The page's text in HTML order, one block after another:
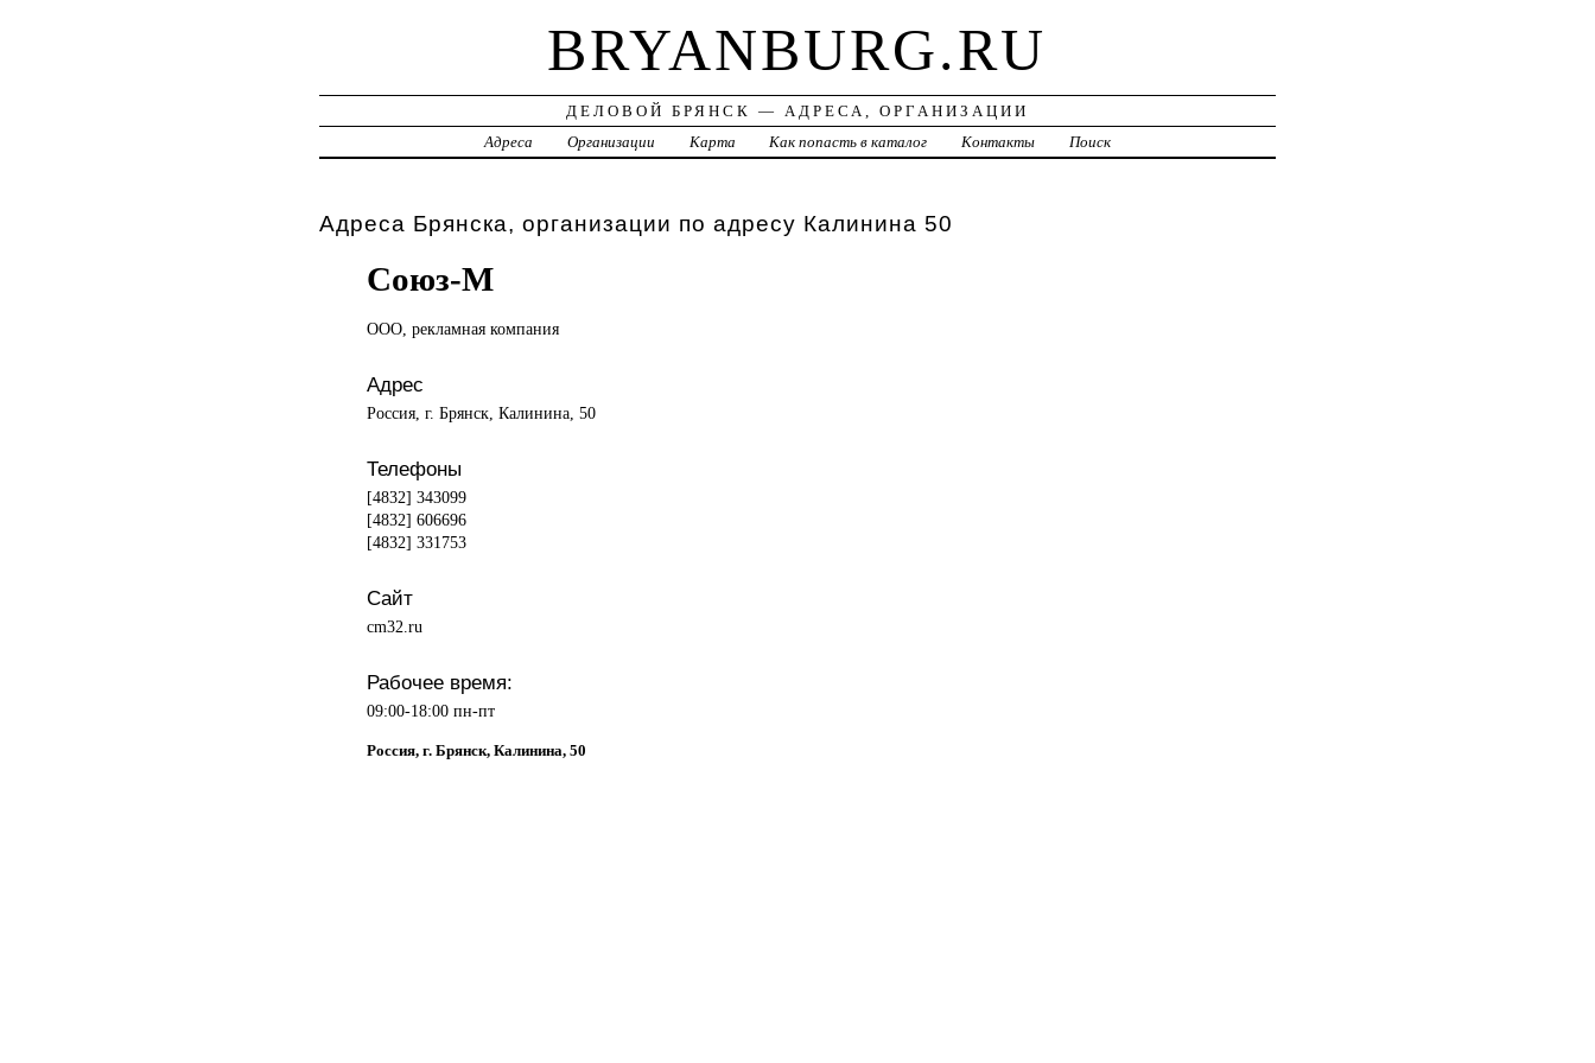
BRYANBURG.RU
ДЕЛОВОЙ БРЯНСК — АДРЕСА, ОРГАНИЗАЦИИ
Адреса
Организации Карта Как попасть в каталог Контакты Поиск
Адреса Брянска, организации по адресу Калинина 50
Союз-М
ООО, рекламная компания
Адрес
Россия, г. Брянск, Калинина, 50
Телефоны
[4832] 343099
[4832] 606696
[4832] 331753
Сайт
cm32.ru
Рабочее время:
09:00-18:00 пн-пт
Россия, г. Брянск, Калинина, 50